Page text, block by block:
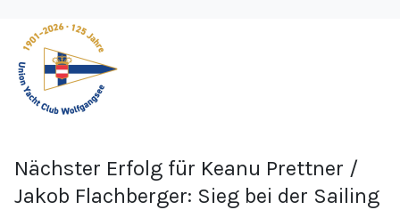
Nächster Erfolg für Keanu Prettner /
Jakob Flachberger: Sieg bei der Sailing